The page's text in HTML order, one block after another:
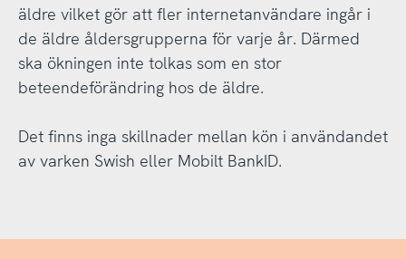
äldre vilket gör att fler internetanvändare ingår i
de äldre åldersgrupperna för varje år. Därmed
ska ökningen inte tolkas som en stor
beteendeförändring hos de äldre.
Det finns inga skillnader mellan kön i användandet
av varken Swish eller Mobilt BankID.